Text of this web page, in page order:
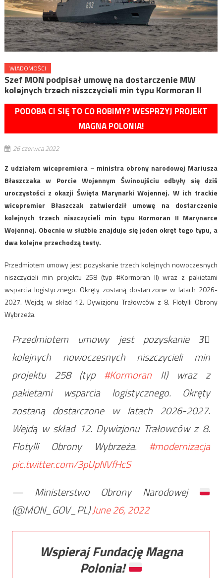
WIADOMOŚCI
Szef MON podpisał umowę na dostarczenie MW
kolejnych trzech niszczycieli min typu Kormoran II
PODOBA CI SIĘ TO CO ROBIMY? WESPRZYJ PROJEKT
MAGNA POLONIA!
26 czerwca 2022
Z udziałem wicepremiera – ministra obrony narodowej Mariusza
Błaszczaka w Porcie Wojennym Świnoujściu odbyły się dziś
uroczystości z okazji Święta Marynarki Wojennej. W ich trackie
wicepremier Błaszczak zatwierdził umowę na dostarczenie
kolejnych trzech niszczycieli min typu Kormoran II Marynarce
Wojennej. Obecnie w służbie znajduje się jeden okręt tego typu, a
dwa kolejne przechodzą testy.
Przedmiotem umowy jest pozyskanie trzech kolejnych nowoczesnych
niszczycieli min projektu 258 (typ #Kormoran II) wraz z pakietami
wsparcia logistycznego. Okręty zostaną dostarczone w latach 2026-
2027. Wejdą w skład 12. Dywizjonu Trałowców z 8. Flotylli Obrony
Wybrzeża.
Przedmiotem umowy jest pozyskanie 3⃣
kolejnych nowoczesnych niszczycieli min
projektu 258 (typ #Kormoran II) wraz z
pakietami wsparcia logistycznego. Okręty
zostaną dostarczone w latach 2026-2027.
Wejdą w skład 12. Dywizjonu Trałowców z 8.
Flotylli Obrony Wybrzeża. #modernizacja
pic.twitter.com/3pUpNVfHcS
— Ministerstwo Obrony Narodowej
(@MON_GOV_PL)June 26, 2022
Wspieraj Fundację Magna
Polonia!